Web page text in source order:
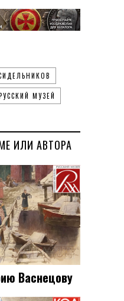
МУЗЕЙ
ИЛИ АВТОРА
Васнецову